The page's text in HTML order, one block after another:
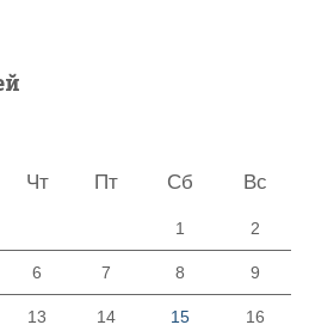
Чт Пт Сб Вс
1 2
6 7 8 9
13 14 15 16